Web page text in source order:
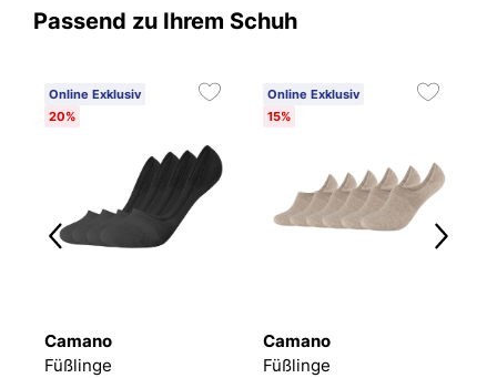
Passend zu Ihrem Schuh
Online Exklusiv
20%
Camano
Füßlinge
Online Exklusiv
15%
Camano
Füßlinge